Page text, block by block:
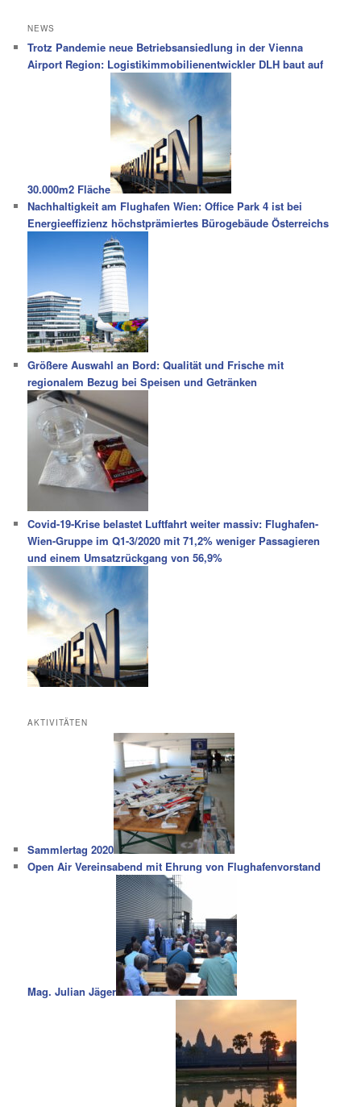
NEWS
Trotz Pandemie neue Betriebsansiedlung in der Vienna
Airport Region: Logistikimmobilienentwickler DLH baut auf
30.000m2 Fläche
Nachhaltigkeit am Flughafen Wien: Office Park 4 ist bei
Energieeffizienz höchstprämiertes Bürogebäude Österreichs
Größere Auswahl an Bord: Qualität und Frische mit
regionalem Bezug bei Speisen und Getränken
Covid-19-Krise belastet Luftfahrt weiter massiv: Flughafen-
Wien-Gruppe im Q1-3/2020 mit 71,2% weniger Passagieren
und einem Umsatzrückgang von 56,9%
AKTIVITÄTEN
Sammlertag 2020
Open Air Vereinsabend mit Ehrung von Flughafenvorstand
Mag. Julian Jäger